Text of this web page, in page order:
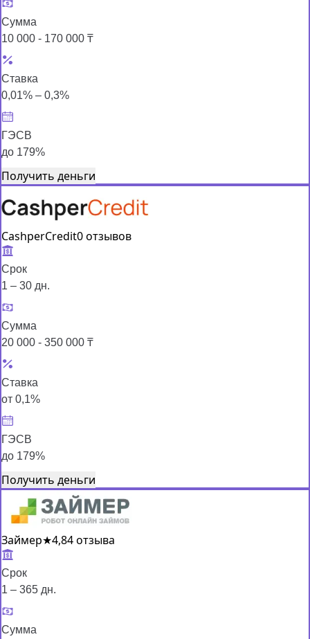
Сумма
10 000 - 170 000 ₸
Ставка
0,01% – 0,3%
ГЭСВ
до 179%
Получить деньги
CashperCredit0 отзывов
Срок
1 – 30 дн.
Сумма
20 000 - 350 000 ₸
Ставка
от 0,1%
ГЭСВ
до 179%
Получить деньги
Займер★4,84 отзыва
Срок
1 – 365 дн.
Сумма